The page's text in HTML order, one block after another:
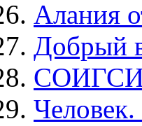
Алания
Добрый
СОИГСИ